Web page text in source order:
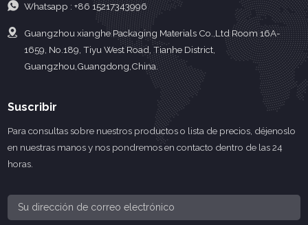
Whatsapp : +86 15217343996
Guangzhou xianghe Packaging Materials Co.,Ltd Room 16A-
1659, No.189, Tiyu West Road, Tianhe District,
Guangzhou,Guangdong,China.
Suscribir
Para consultas sobre nuestros productos o lista de precios, déjenoslo
en nuestras manos y nos pondremos en contacto dentro de las 24
horas.